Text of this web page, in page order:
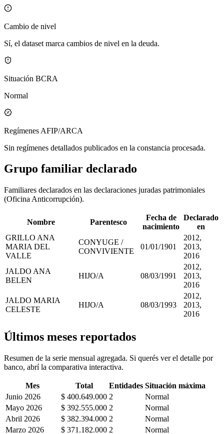
Cambio de nivel
Sí, el dataset marca cambios de nivel en la deuda.
Situación BCRA
Normal
Regímenes AFIP/ARCA
Sin regímenes detallados publicados en la constancia procesada.
Grupo familiar declarado
Familiares declarados en las declaraciones juradas patrimoniales
(Oficina Anticorrupción).
Nombre Parentesco
Fecha de
nacimiento
Declarado
en
GRILLO ANA
MARIA DEL
VALLE
CONYUGE /
CONVIVIENTE
01/01/1901
2012,
2013,
2016
JALDO ANA
BELEN
HIJO/A 08/03/1991
2012,
2013,
2016
JALDO MARIA
CELESTE
HIJO/A 08/03/1993
2012,
2013,
2016
Últimos meses reportados
Resumen de la serie mensual agregada. Si querés ver el detalle por
banco, abrí la comparativa interactiva.
Mes Total Entidades Situación máxima
Junio 2026
$ 400.649.000 2
Normal
Mayo 2026
$ 392.555.000 2
Normal
Abril 2026
$ 382.394.000 2
Normal
Marzo 2026
$ 371.182.000 2 Normal